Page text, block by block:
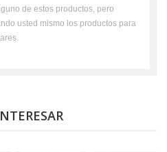
de estos productos, pero
usted mismo los productos para